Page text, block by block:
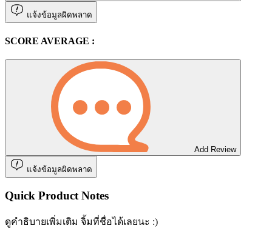
แจ้งข้อมูลผิดพลาด
SCORE AVERAGE :
Add Review
แจ้งข้อมูลผิดพลาด
Quick Product Notes
ดูคำธิบายเพิ่มเติม จิ้มที่ชื่อได้เลยนะ :)